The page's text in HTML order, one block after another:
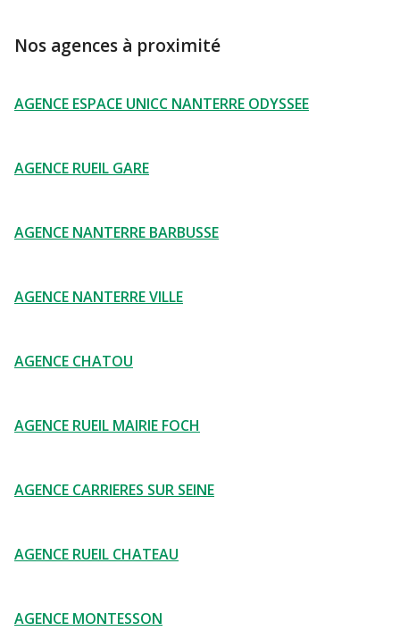
Nos agences à proximité
AGENCE ESPACE UNICC NANTERRE ODYSSEE
AGENCE RUEIL GARE
AGENCE NANTERRE BARBUSSE
AGENCE NANTERRE VILLE
AGENCE CHATOU
AGENCE RUEIL MAIRIE FOCH
AGENCE CARRIERES SUR SEINE
AGENCE RUEIL CHATEAU
AGENCE MONTESSON